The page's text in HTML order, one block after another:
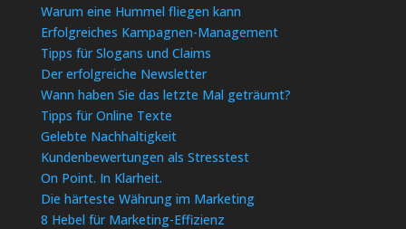
Warum eine Hummel fliegen kann
Erfolgreiches Kampagnen-Management
Tipps für Slogans und Claims
Der erfolgreiche Newsletter
Wann haben Sie das letzte Mal geträumt?
Tipps für Online Texte
Gelebte Nachhaltigkeit
Kundenbewertungen als Stresstest
On Point. In Klarheit.
Die härteste Währung im Marketing
8 Hebel für Marketing-Effizienz